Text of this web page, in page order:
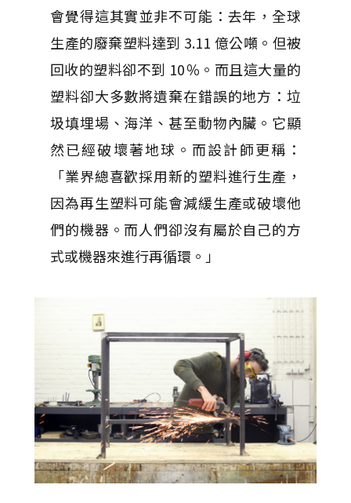
會覺得這其實並非不可能：去年，全球
生產的廢棄塑料達到 3.11 億公噸。但被
回收的塑料卻不到 10％。而且這大量的
塑料卻大多數將遺棄在錯誤的地方：垃
圾填埋場、海洋、甚至動物內臟。它顯
然已經破壞著地球。而設計師更稱：
「業界總喜歡採用新的塑料進行生產，
因為再生塑料可能會減緩生產或破壞他
們的機器。而人們卻沒有屬於自己的方
式或機器來進行再循環。」